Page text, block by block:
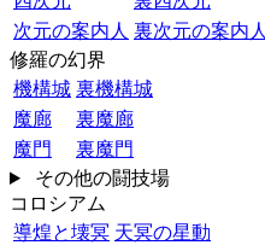
次元の案内人 裏次元の案内人
修羅の幻界
機構城 裏機構城
魔廊
裏魔廊
魔門
裏魔門
その他の闘技場
コロシアム
導煌と壊冥 天冥の星動